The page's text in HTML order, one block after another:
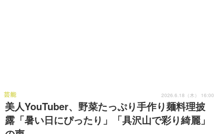
美人YouTuber、野菜たっぷり手作り麺料理披
露「暑い日にぴったり」「具沢山で彩り綺麗」
芸能 2026.6.18（木） 16:00